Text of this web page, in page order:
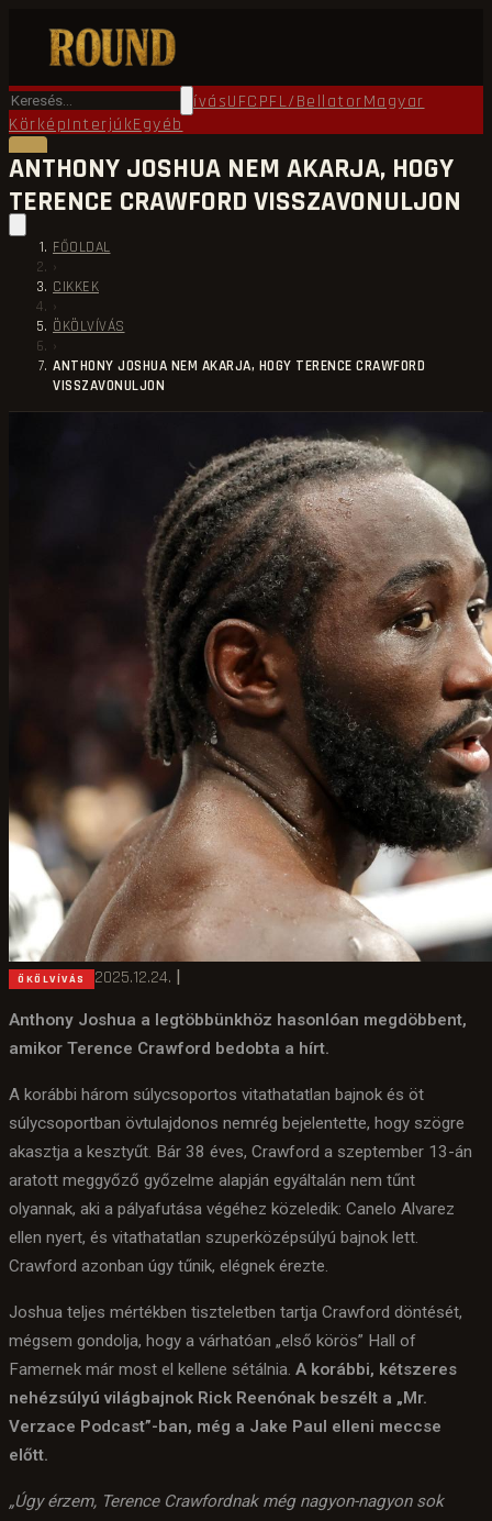
FőoldalRound TV ÖkölvívásUFCPFL/BellatorMagyar
KörképInterjúkEgyéb
ANTHONY JOSHUA NEM AKARJA, HOGY
TERENCE CRAWFORD VISSZAVONULJON
FŐOLDAL
›
CIKKEK
›
ÖKÖLVÍVÁS
›
ANTHONY JOSHUA NEM AKARJA, HOGY TERENCE CRAWFORD
VISSZAVONULJON
ÖKÖLVÍVÁS 2025.12.24. |
Anthony Joshua a legtöbbünkhöz hasonlóan megdöbbent,
amikor Terence Crawford bedobta a hírt.
A korábbi három súlycsoportos vitathatatlan bajnok és öt
súlycsoportban övtulajdonos nemrég bejelentette, hogy szögre
akasztja a kesztyűt. Bár 38 éves, Crawford a szeptember 13-án
aratott meggyőző győzelme alapján egyáltalán nem tűnt
olyannak, aki a pályafutása végéhez közeledik: Canelo Alvarez
ellen nyert, és vitathatatlan szuperközépsúlyú bajnok lett.
Crawford azonban úgy tűnik, elégnek érezte.
Joshua teljes mértékben tiszteletben tartja Crawford döntését,
mégsem gondolja, hogy a várhatóan „első körös” Hall of
Famernek már most el kellene sétálnia. A korábbi, kétszeres
nehézsúlyú világbajnok Rick Reenónak beszélt a „Mr.
Verzace Podcast”-ban, még a Jake Paul elleni meccse
előtt.
„Úgy érzem, Terence Crawfordnak még nagyon-nagyon sok